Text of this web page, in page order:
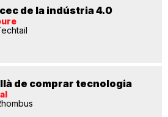
de la indústria 4.0
de comprar tecnologia